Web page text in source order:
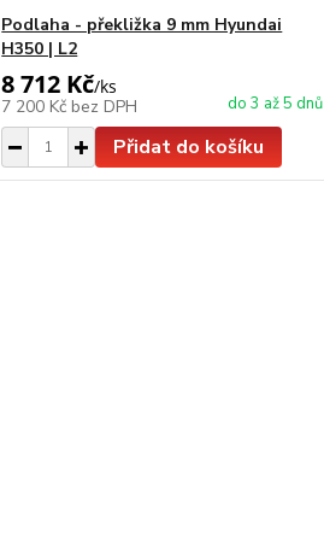
Podlaha - překližka 9 mm Hyundai
H350 | L2
8 712 Kč/ks
7 200 Kč bez DPH do 3 až 5 dnů
Přidat do košíku